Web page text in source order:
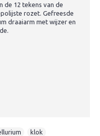
de 12 tekens van de
rozet. Gefreesde
draaiarm met wijzer en
klok